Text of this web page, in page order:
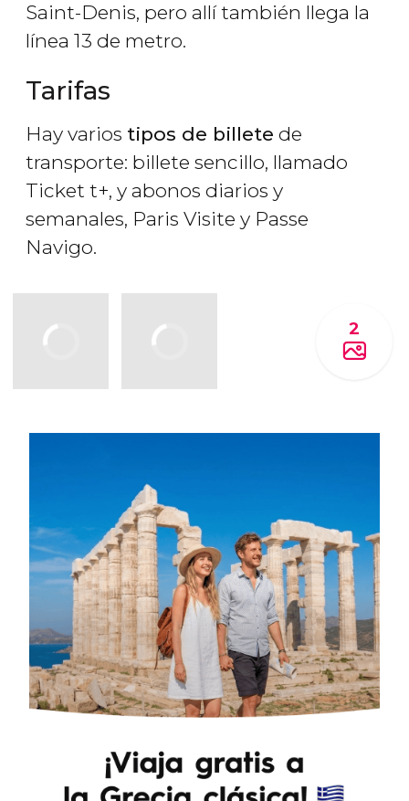
Saint-Denis, pero allí también llega la
línea 13 de metro.
Tarifas
Hay varios tipos de billete de
transporte: billete sencillo, llamado
Ticket t+, y abonos diarios y
semanales, Paris Visite y Passe
Navigo.
2